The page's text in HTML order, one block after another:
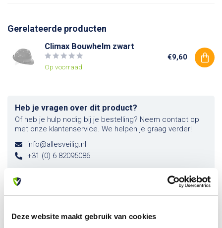
Deze website maakt gebruik van cookies
Gerelateerde producten
Climax Bouwhelm zwart
Op voorraad
€9,60
Heb je vragen over dit product?
Of heb je hulp nodig bij je bestelling? Neem contact op
met onze klantenservice. We helpen je graag verder!
info@allesveilig.nl
+31 (0) 6 82095086